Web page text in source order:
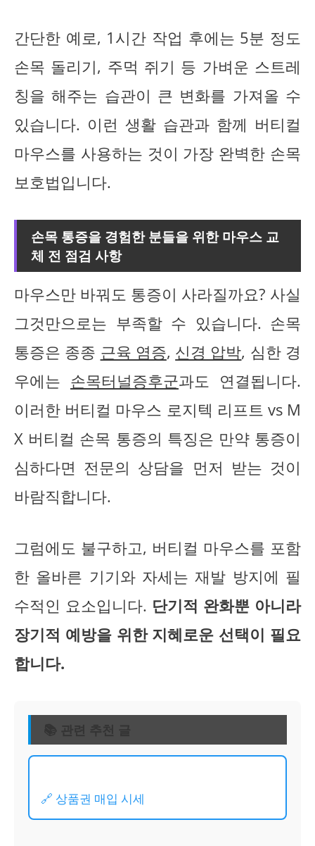
간단한 예로, 1시간 작업 후에는 5분 정도
손목 돌리기, 주먹 쥐기 등 가벼운 스트레
칭을 해주는 습관이 큰 변화를 가져올 수
있습니다. 이런 생활 습관과 함께 버티컬
마우스를 사용하는 것이 가장 완벽한 손목
보호법입니다.
손목 통증을 경험한 분들을 위한 마우스 교
체 전 점검 사항
마우스만 바꿔도 통증이 사라질까요? 사실
그것만으로는 부족할 수 있습니다. 손목
통증은 종종 근육 염증, 신경 압박, 심한 경
우에는 손목터널증후군과도 연결됩니다.
이러한 버티컬 마우스 로지텍 리프트 vs M
X 버티컬 손목 통증의 특징은 만약 통증이
심하다면 전문의 상담을 먼저 받는 것이
바람직합니다.
그럼에도 불구하고, 버티컬 마우스를 포함
한 올바른 기기와 자세는 재발 방지에 필
수적인 요소입니다. 단기적 완화뿐 아니라
장기적 예방을 위한 지혜로운 선택이 필요
합니다.
📚 관련 추천 글
🔗 상품권 매입 시세